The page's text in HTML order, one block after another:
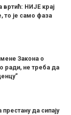
вртић: НИЈЕ крај
то је само фаза
Закона о
ради, не треба да
да сипају